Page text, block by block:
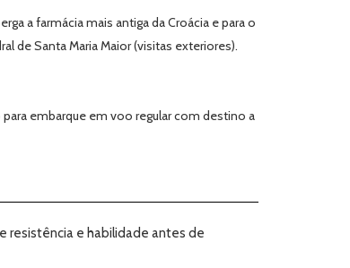
a farmácia mais antiga da Croácia e para o
de Santa Maria Maior (visitas exteriores).
embarque em voo regular com destino a
resistência e habilidade antes de